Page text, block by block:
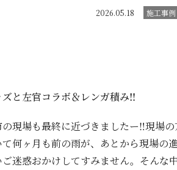
2026.05.18 施工事例
と左官コラボ＆レンガ積み‼️
の現場も最終に近づきましたー‼️現場の
て何ヶ月も前の雨が、あとから現場の
迷惑おかけしてすみません。そんな